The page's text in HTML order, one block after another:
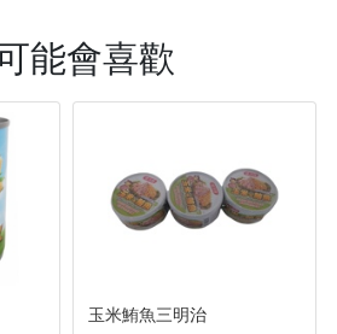
能會喜歡
玉米鮪魚三明治